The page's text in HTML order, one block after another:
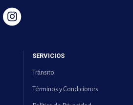
SERVICIOS
Tránsito
Términos y Condiciones